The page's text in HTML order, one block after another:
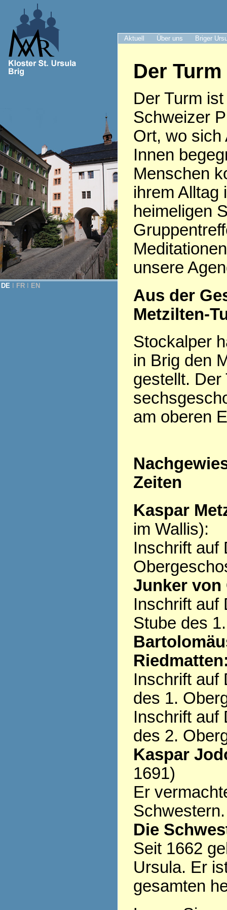
Aktuell Über uns Briger
DE FR EN
Der
Der Turm
Schweizer
Ort, wo sich
Innen
Menschen
ihrem Alltag
heimeligen
unsere
Aus der
Metzilten-
Stockalper
in Brig den
gestellt. Der
am oberen
Zeiten
Kaspar
im Wallis):
Inschrift auf
Junker von
Inschrift auf
Stube des
Inschrift auf
des 1.
Inschrift auf
des 2.
Kaspar
1691)
Er
Schwestern.
Die
Seit 1662
Ursula. Er
gesamten